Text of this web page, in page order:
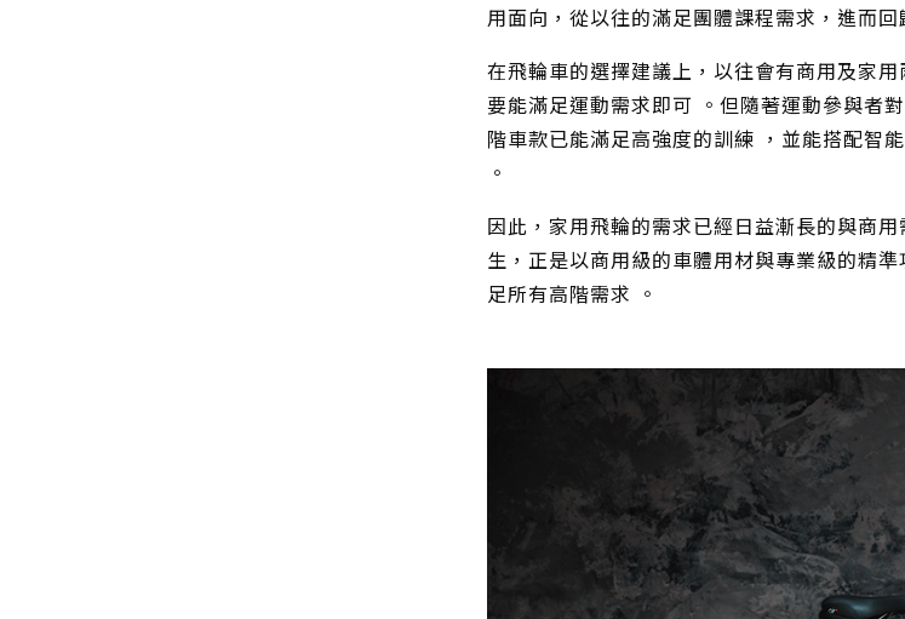
用面向，從以往的滿足團體課程需求，進而
在飛輪車的選擇建議上，以往會有商用及家
要能滿足運動需求即可 。但隨著運動參與者
階車款已能滿足高強度的訓練 ，並能搭配智
。
因此，家用飛輪的需求已經日益漸長的與商
生，正是以商用級的車體用材與專業級的精
足所有高階需求 。